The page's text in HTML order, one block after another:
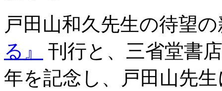
戸田山和久先生の待望
る』
刊行と、三省堂書
年を記念し、戸田山先